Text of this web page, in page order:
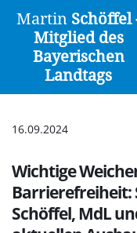
Martin Schöffel
Mitglied des
Bayerischen
LandtagsZur
16.09.2024
Wichtige
Schöffel, MdL